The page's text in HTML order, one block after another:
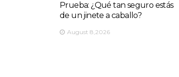
Prueba: ¿Qué tan seguro estás
de un jinete a caballo?
August 8,2026